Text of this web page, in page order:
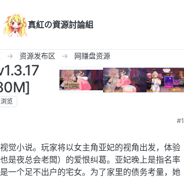
真紅の資源討論組
资源发布区 网赚盘资源
浏览
#1
觉小说。玩家将以女主角亚妃的视角出发，体验
是夜总会老闆）的爱恨纠葛。亚妃晚上是指名率
一个足不出户的宅女。为了家里的债务考量，她